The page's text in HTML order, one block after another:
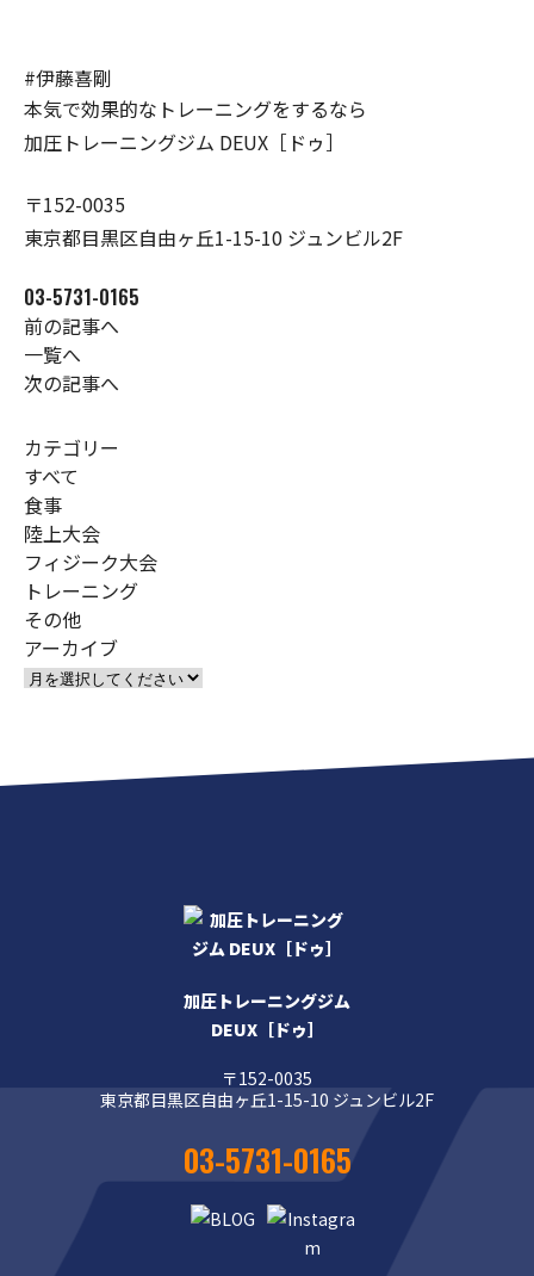
#伊藤喜剛
本気で効果的なトレーニングをするなら
加圧トレーニングジム DEUX［ドゥ］
〒152-0035
東京都目黒区自由ヶ丘1-15-10 ジュンビル2F
03-5731-0165
前の記事へ
一覧へ
次の記事へ
カテゴリー
すべて
食事
陸上大会
フィジーク大会
トレーニング
その他
アーカイブ
加圧トレーニングジム
DEUX［ドゥ］
〒152-0035
東京都目黒区自由ヶ丘1-15-10 ジュンビル2F
03-5731-0165